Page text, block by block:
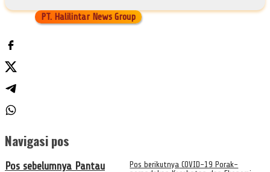
PT. Halilintar News Group
Navigasi pos
Pos sebelumnya Pantau
Pos berikutnya COVID-19 Porak-